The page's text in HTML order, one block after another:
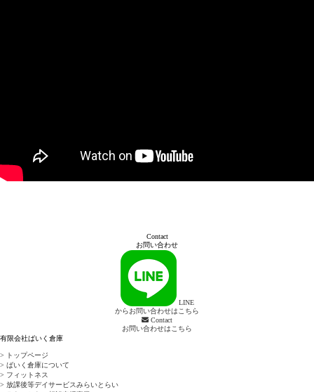
Contact
お問い合わせ
LINE
からお問い合わせはこちら
Contact
お問い合わせはこちら
有限会社ばいく倉庫
> トップページ
> ばいく倉庫について
> フィットネス
> 放課後等デイサービスみらいとらい